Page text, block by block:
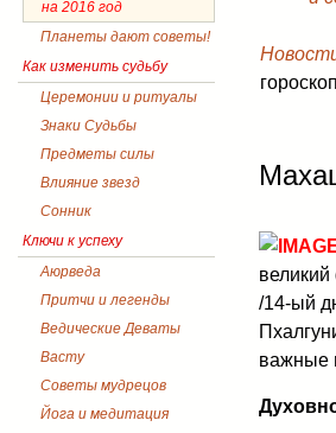
/14-ый
важные
на 2016 год
Планеты дают советы!
Как изменить судьбу
Церемонии и ритуалы
Знаки Судьбы
Предметы силы
Влияние звезд
Сонник
Ключи к успеху
Аюрведа
Притчи и легенды
Ведические Деваты
Васту
Советы мудрецов
Йога и медитация